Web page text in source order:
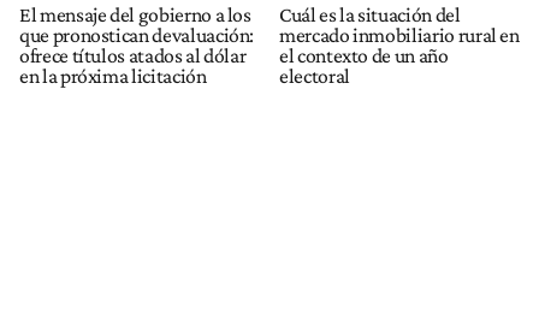
El mensaje del gobierno a los
que pronostican devaluación:
ofrece títulos atados al dólar
en la próxima licitación
Cuál es la situación del
mercado inmobiliario rural en
el contexto de un año
electoral